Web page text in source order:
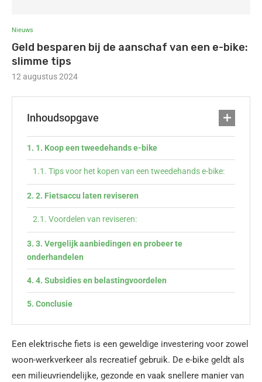
Nieuws
Geld besparen bij de aanschaf van een e-bike:
slimme tips
12 augustus 2024
Inhoudsopgave
1. Koop een tweedehands e-bike
Tips voor het kopen van een tweedehands e-bike:
2. Fietsaccu laten reviseren
Voordelen van reviseren:
3. Vergelijk aanbiedingen en probeer te
onderhandelen
4. Subsidies en belastingvoordelen
Conclusie
Een elektrische fiets is een geweldige investering voor zowel
woon-werkverkeer als recreatief gebruik. De e-bike geldt als
een milieuvriendelijke, gezonde en vaak snellere manier van